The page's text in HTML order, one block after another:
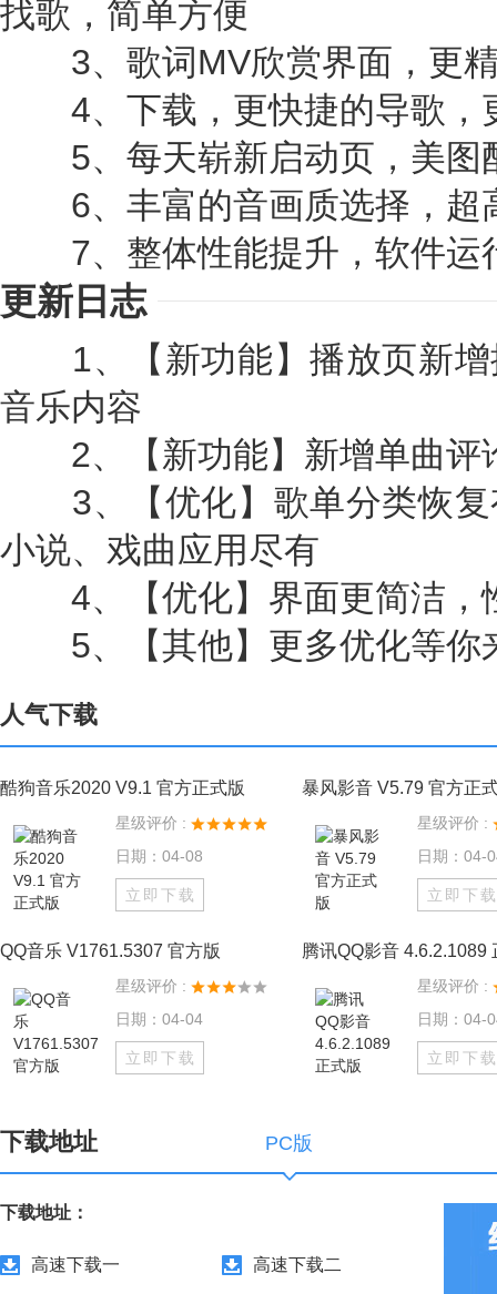
找歌，简单方便
3、歌词MV欣赏界面，更精
4、下载，更快捷的导歌，
5、每天崭新启动页，美图
6、丰富的音画质选择，超
7、整体性能提升，软件运
更新日志
1、【新功能】播放页新增
音乐内容
2、【新功能】新增单曲评
3、【优化】歌单分类恢复
小说、戏曲应用尽有
4、【优化】界面更简洁，
5、【其他】更多优化等你
人气下载
酷狗音乐2020 V9.1 官方正式版
星级评价 :
日期：04-08
立即下载
暴风影音 V5.79 官方正
星级评价 :
日期：04-
立即下载
QQ音乐 V1761.5307 官方版
星级评价 :
日期：04-04
立即下载
腾讯QQ影音 4.6.2.1089
星级评价 :
日期：04-
立即下载
下载地址 PC版
下载地址：
高速下载一 高速下载二